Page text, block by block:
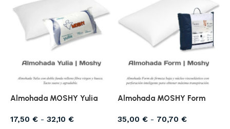
Almohada MOSHY Yulia
17,50 € - 32,10 €
Almohada MOSHY Form
35,00 € - 70,70 €